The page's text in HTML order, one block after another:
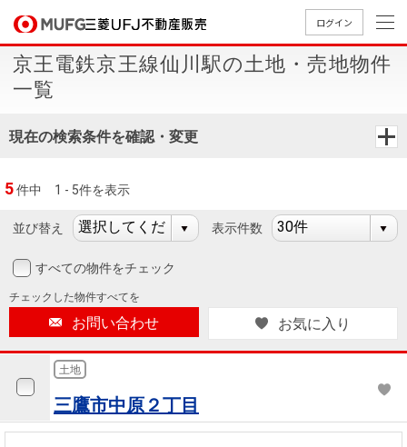
ログイン
買いたいTOP
中古
マン
ショ
探す
築・
中古
を探
売りたいTOP
無
料
査
却
相
店舗案内TOP
店舗のご
案内（首
都圏）
古屋）
案内（関
西）
会社情報TOP
ごあいさ
つ
Way
経営ビジ
ョン
沿革
本社地
ニュース
採用情報TOP
新卒採用
情報
買いたい
売りたい
店舗案内
会社情報
採用情報
法人のお客さま
提携企業にお勤めの方
京王電鉄京王線仙川駅の土地・売地物件
一覧
現在の検索条件を確認・変更
5件中 1 - 5件を表示
並び替え 表示件数
すべての物件をチェック
チェックした物件すべてを
お問い合わせ お気に入り
土地
三鷹市中原２丁目